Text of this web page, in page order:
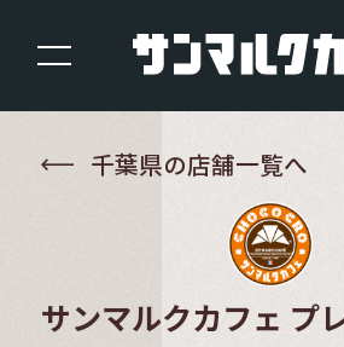
千葉県の店舗一覧へ
サンマルクカフェ プ